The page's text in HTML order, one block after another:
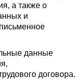
а также о
и
данные
договора.